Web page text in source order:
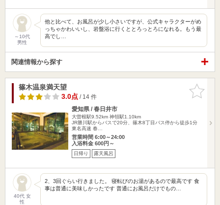
～10代
男性
他と比べて、お風呂が少し小さいですが、公式キャラクターがめ
っちゃかわいいし、岩盤浴に行くととろっとろになれる。もう最
高でし…
関連情報から探す
お気に入
りに追加
篠木温泉満天望
3.0点/ 14 件
愛知県 / 春日井市
大曽根駅9.52km 神領駅1.10km
JR勝川駅からバスで20分、篠木8丁目バス停から徒歩1分
東名高速 春…
営業時間 6:00～24:00
入浴料金 600円～
日帰り 露天風呂
40代 女
性
2、3回ぐらい行きました。 寝転びのお湯があるので最高です 食
事は普通に美味しかったです 普通にお風呂だけでもの…